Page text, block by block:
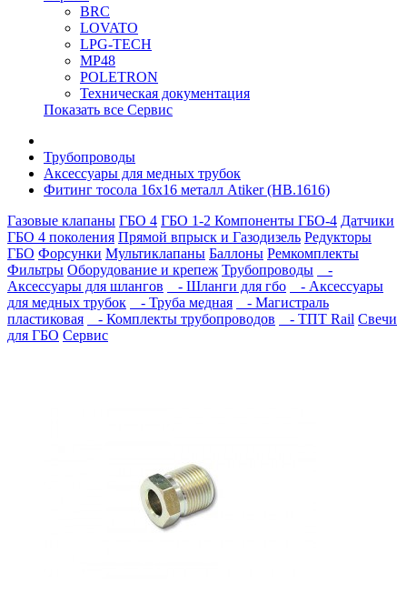
BRC
LOVATO
LPG-TECH
MP48
POLETRON
Техническая документация
Показать все Сервис
Трубопроводы
Аксессуары для медных трубок
Фитинг тосола 16х16 металл Atiker (HB.1616)
Газовые клапаны ГБО 4 ГБО 1-2 Компоненты ГБО-4 Датчики
ГБО 4 поколения Прямой впрыск и Газодизель Редукторы
ГБО Форсунки Мультиклапаны Баллоны Ремкомплекты
Фильтры Оборудование и крепеж Трубопроводы
-
Аксессуары для шлангов
- Шланги для гбо
- Аксессуары
для медных трубок
- Труба медная
- Магистраль
пластиковая
- Комплекты трубопроводов - ТПТ Rail Свечи
для ГБО Сервис